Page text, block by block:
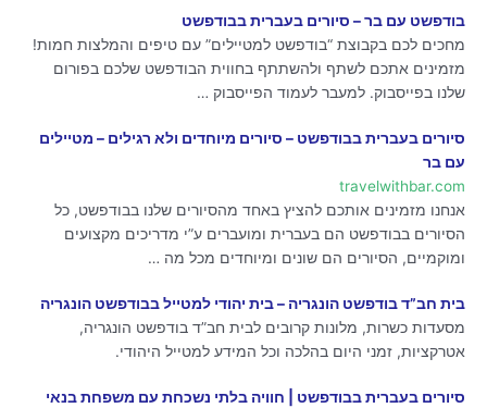
בודפשט עם בר – סיורים בעברית בבודפשט
מחכים לכם בקבוצת “בודפשט למטיילים” עם טיפים והמלצות חמות!
מזמינים אתכם לשתף ולהשתתף בחווית הבודפשט שלכם בפורום
שלנו בפייסבוק. למעבר לעמוד הפייסבוק …
סיורים בעברית בבודפשט – סיורים מיוחדים ולא רגילים – מטיילים
עם בר
travelwithbar.com
אנחנו מזמינים אותכם להציץ באחד מהסיורים שלנו בבודפשט, כל
הסיורים בבודפשט הם בעברית ומועברים ע”י מדריכים מקצועים
ומוקמיים, הסיורים הם שונים ומיוחדים מכל מה …
בית חב”ד בודפשט הונגריה – בית יהודי למטייל בבודפשט הונגריה
מסעדות כשרות, מלונות קרובים לבית חב”ד בודפשט הונגריה,
אטרקציות, זמני היום בהלכה וכל המידע למטייל היהודי.
סיורים בעברית בבודפשט | חוויה בלתי נשכחת עם משפחת בנאי